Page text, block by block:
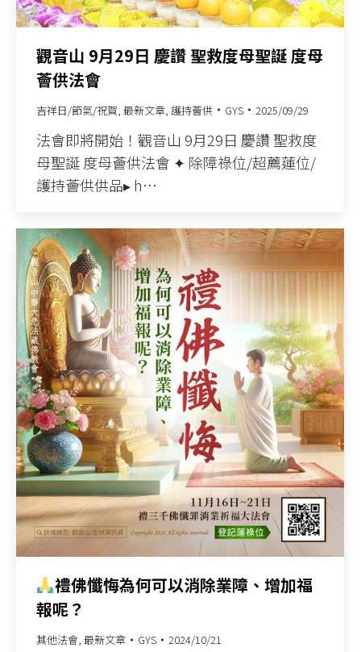
觀音山 9月29日 慶讚 聖救度母聖誕 度母
薈供法會
吉祥日/節氣/祝賀 最新文章 護持薈供 GYS 2025/09/29
法會即將開始！觀音山 9月29日 慶讚 聖救度
母聖誕 度母薈供法會 ✦ 除障祿位/超薦蓮位/
護持薈供供品▸ h…
禮佛懺悔為何可以消除業障、增加福
報呢？
其他法會, 最新文章 GYS 2024/10/21